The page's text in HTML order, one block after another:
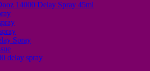
14000 Delay Spray 45ml
Spray
delay spray